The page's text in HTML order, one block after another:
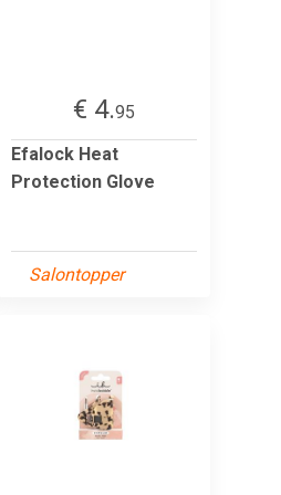
€ 4.95
Efalock Heat
Protection Glove
Salontopper